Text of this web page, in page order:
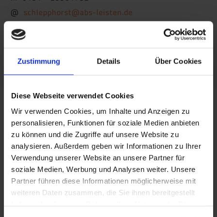
Zustimmung Details Über Cookies
Diese Webseite verwendet Cookies
Wir verwenden Cookies, um Inhalte und Anzeigen zu
personalisieren, Funktionen für soziale Medien anbieten
zu können und die Zugriffe auf unsere Website zu
analysieren. Außerdem geben wir Informationen zu Ihrer
Verwendung unserer Website an unsere Partner für
soziale Medien, Werbung und Analysen weiter. Unsere
Partner führen diese Informationen möglicherweise mit
weiteren Daten zusammen, die Sie ihnen bereitgestellt
@ schlepphorst@abs-leisten.de
Frank Schmidt
Handelsvertretung BOLTA Fußbodenprofile
Bornackerweg 9
35232 Dautphetal